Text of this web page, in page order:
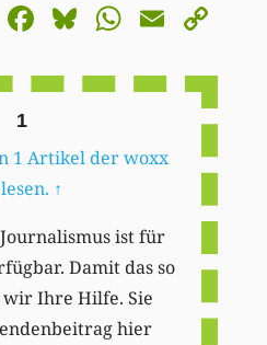
Mastodon
Facebook
BlueskyEmail
1
1 Artikel der woxx
↑
ist für
Damit das so
Ihre Hilfe. Sie
hier